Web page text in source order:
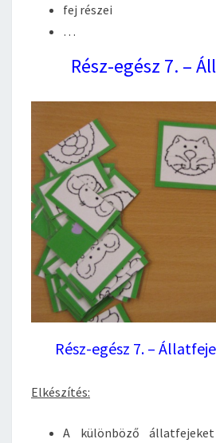
fej részei
…
Rész-egész 7. –
Rész-egész 7. –
Elkészítés:
A különböző